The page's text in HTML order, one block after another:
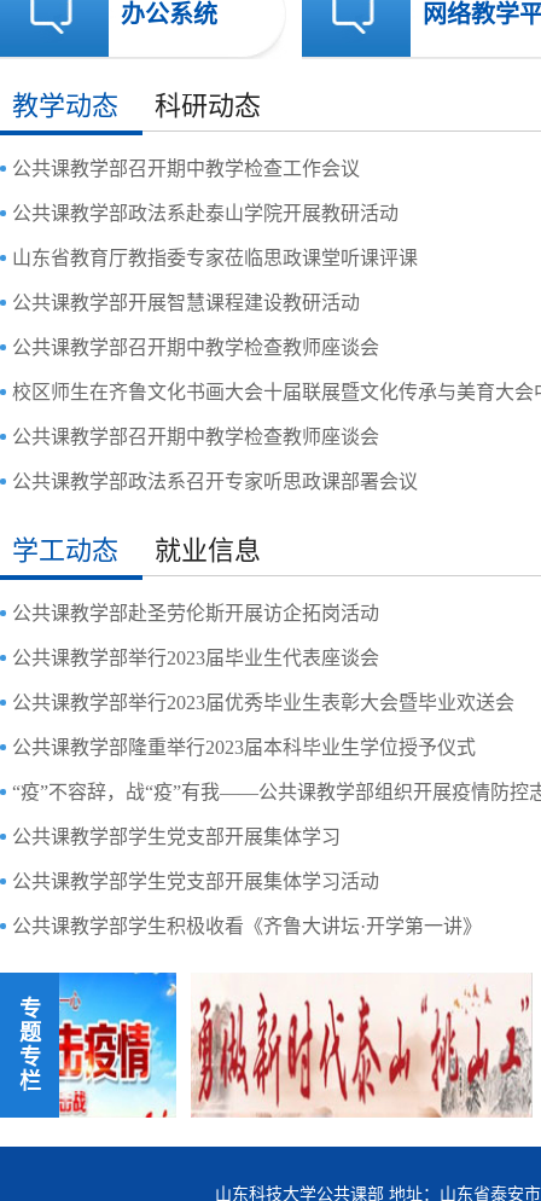
办公系统 网络教学
教学动态 科研动态
公共课教学部召开期中教学检查工作会议
公共课教学部政法系赴泰山学院开展教研活动
山东省教育厅教指委专家莅临思政课堂听课评课
公共课教学部开展智慧课程建设教研活动
公共课教学部召开期中教学检查教师座谈会
公共课教学部召开期中教学检查教师座谈会
公共课教学部政法系召开专家听思政课部署会议
学工动态 就业信息
公共课教学部赴圣劳伦斯开展访企拓岗活动
公共课教学部举行2023届毕业生代表座谈会
公共课教学部举行2023届优秀毕业生表彰大会暨毕业欢送会
公共课教学部隆重举行2023届本科毕业生学位授予仪式
公共课教学部学生党支部开展集体学习
公共课教学部学生党支部开展集体学习活动
公共课教学部学生积极收看《齐鲁大讲坛·开学第一讲》
专
题
专
栏
山东科技大学公共课部 地址：山东省泰安